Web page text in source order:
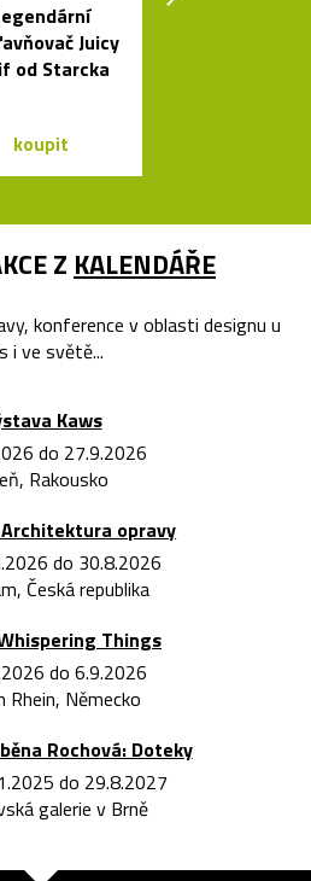
Juicy
od Starcka
koupit
Z KALENDÁŘE
konference v oblasti designu u
i ve světě...
Kaws
do 27.9.2026
Rakousko
opravy
do 30.8.2026
Česká republika
Things
do 6.9.2026
Rhein, Německo
Rochová: Doteky
do 29.8.2027
galerie v Brně